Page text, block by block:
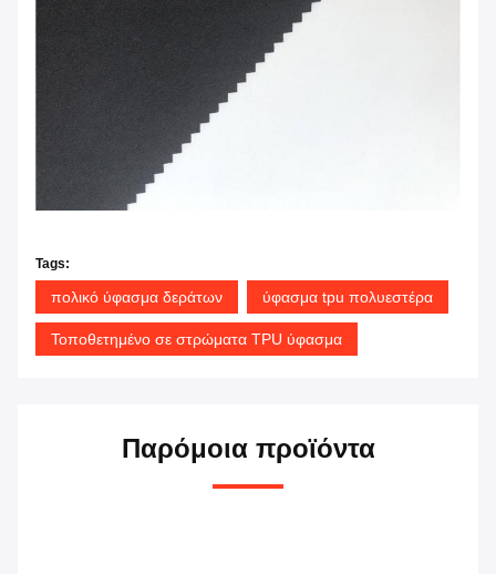
Tags:
πολικό ύφασμα δεράτων ύφασμα tpu πολυεστέρα
Τοποθετημένο σε στρώματα TPU ύφασμα
Παρόμοια προϊόντα